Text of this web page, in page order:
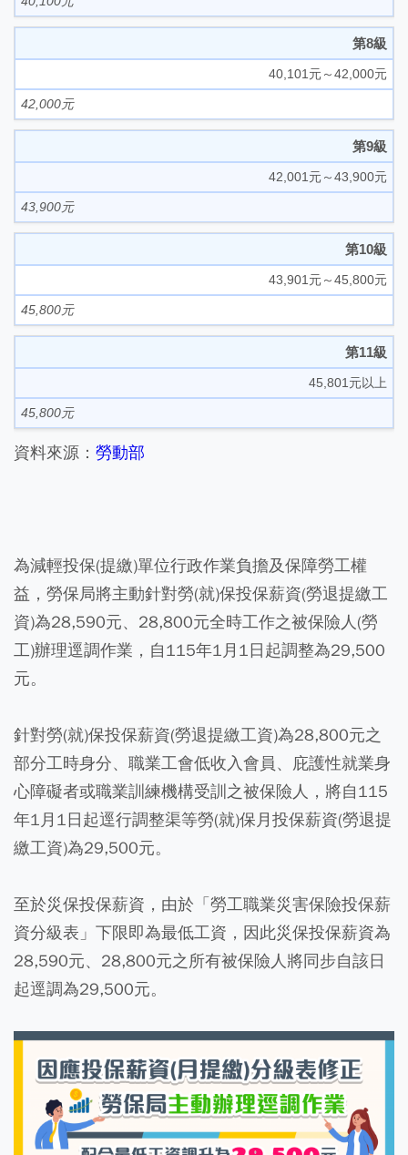
第8級
40,101元～42,000元
42,000元
第9級
42,001元～43,900元
43,900元
第10級
43,901元～45,800元
45,800元
第11級
45,801元以上
45,800元
資料來源： 勞動部
為減輕投保(提繳)單位行政作業負擔及保障勞工權
益，勞保局將主動針對勞(就)保投保薪資(勞退提繳工
資)為28,590元、28,800元全時工作之被保險人(勞
工)辦理逕調作業，自115年1月1日起調整為29,500
元。
針對勞(就)保投保薪資(勞退提繳工資)為28,800元之
部分工時身分、職業工會低收入會員、庇護性就業身
心障礙者或職業訓練機構受訓之被保險人，將自115
年1月1日起逕行調整渠等勞(就)保月投保薪資(勞退提
繳工資)為29,500元。
至於災保投保薪資，由於「勞工職業災害保險投保薪
資分級表」下限即為最低工資，因此災保投保薪資為
28,590元、28,800元之所有被保險人將同步自該日
起逕調為29,500元。